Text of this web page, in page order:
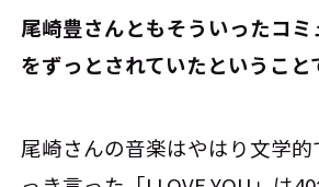
――尾崎豊さんともそういったコ
をずっとされていたということ
尾崎さんの音楽はやはり文学的